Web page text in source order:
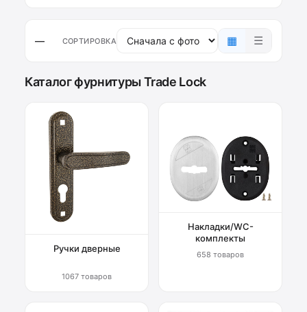
— СОРТИРОВКА ▦ ☰
Каталог фурнитуры Trade Lock
Ручки дверные
1067 товаров
Накладки/WC-
комплекты
658 товаров